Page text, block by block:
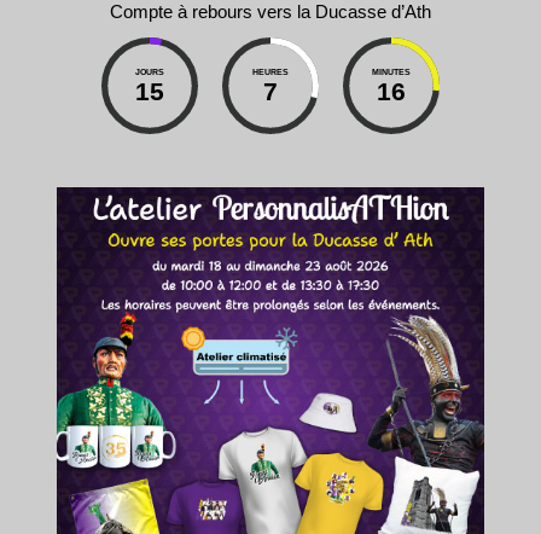
Compte à rebours vers la Ducasse d’Ath
JOURS
15
HEURES
7
MINUTES
16